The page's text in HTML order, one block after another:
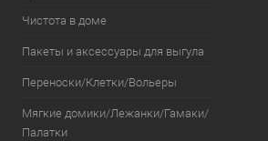
Чистота в доме
Пакеты и аксессуары для выгула
Переноски/Клетки/Вольеры
Мягкие домики/Лежанки/Гамаки/
Палатки